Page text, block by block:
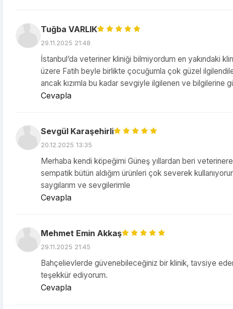
Tuğba VARLIK
29.11.2025 21:48
İstanbul’da veteriner kliniği bilmiyordum en yakındaki
üzere Fatih beyle birlikte çocuğumla çok güzel
ancak kızımla bu kadar sevgiyle ilgilenen ve bilgilerine
Cevapla
Sevgül Karaşehirli
20.12.2025 13:35
Merhaba kendi köpeğimi Güneş yıllardan beri
sempatik bütün aldığım ürünleri çok severek
saygılarım ve sevgilerimle
Cevapla
Mehmet Emin Akkaş
29.11.2025 21:45
Bahçelievlerde güvenebileceğiniz bir klinik, tavsiye
teşekkür ediyorum.
Cevapla